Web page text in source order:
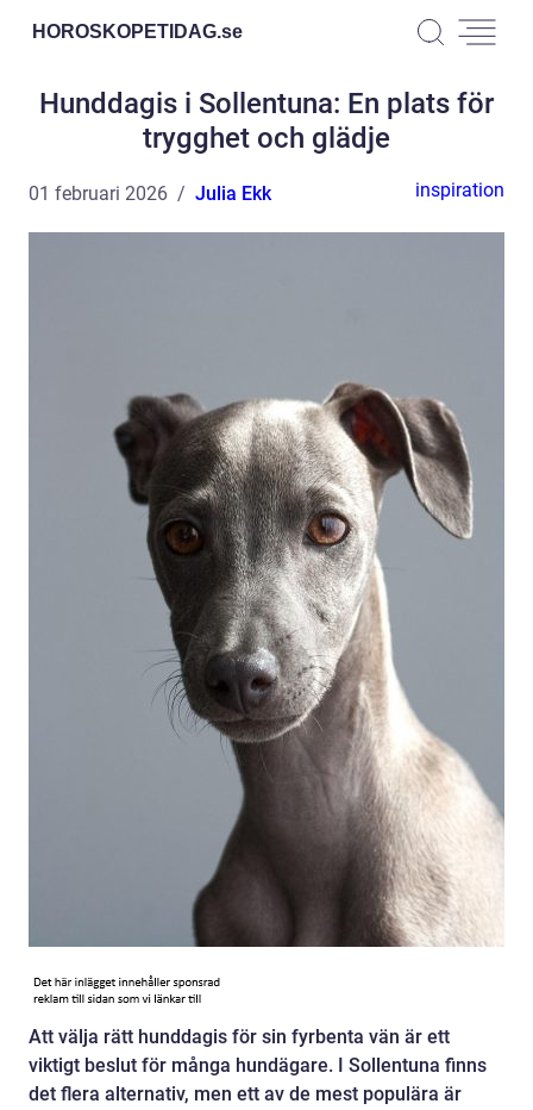
HOROSKOPETIDAG.se
Hunddagis i Sollentuna: En plats för
trygghet och glädje
01 februari 2026 Julia Ekk inspiration
Att välja rätt hunddagis för sin fyrbenta vän är ett
viktigt beslut för många hundägare. I Sollentuna finns
det flera alternativ, men ett av de mest populära är